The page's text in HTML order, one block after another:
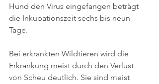
Hund den Virus eingefangen beträgt
die Inkubationszeit sechs bis neun
Tage.
Bei erkrankten Wildtieren wird die
Erkrankung meist durch den Verlust
von Scheu deutlich. Sie sind meist